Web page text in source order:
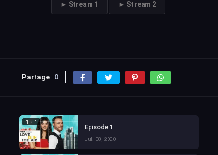
► Stream 1 ► Stream 2
Partage 0
1 - 1
Épisode 1
Jul. 08, 2020